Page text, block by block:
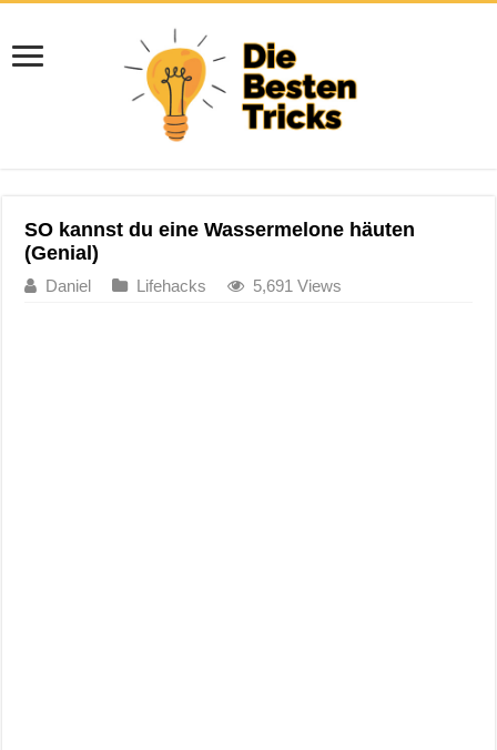
SO kannst du eine Wassermelone häuten
(Genial)
Daniel Lifehacks 5,691 Views